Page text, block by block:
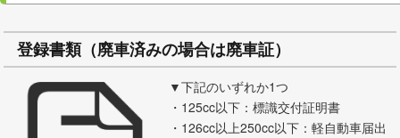
登録書類（廃車済みの場合は廃車証）
▼下記のいずれか1つ
・125cc以下：標識交付証明書
・126cc以上250cc以下：軽自動車届出